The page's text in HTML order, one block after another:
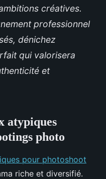
créatives.
professionnel
dénichez
qui valorisera
et
atypiques
photo
pour photoshoot
riche et diversifié.